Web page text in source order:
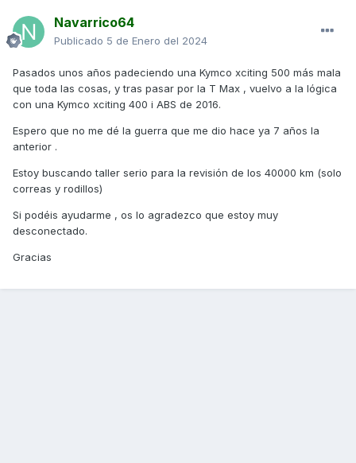
Navarrico64
Publicado 5 de Enero del 2024
Pasados unos años padeciendo una Kymco xciting 500 más mala
que toda las cosas, y tras pasar por la T Max , vuelvo a la lógica
con una Kymco xciting 400 i ABS de 2016.
Espero que no me dé la guerra que me dio hace ya 7 años la
anterior .
Estoy buscando taller serio para la revisión de los 40000 km (solo
correas y rodillos)
Si podéis ayudarme , os lo agradezco que estoy muy
desconectado.
Gracias